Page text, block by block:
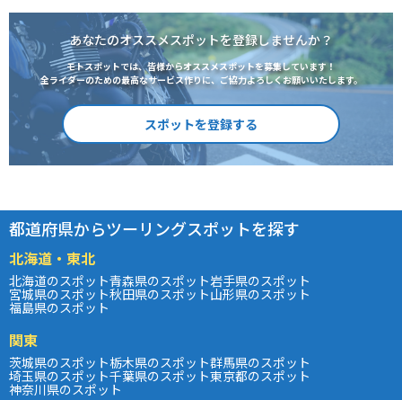
あなたのオススメスポットを登録しませんか？
モトスポットでは、皆様からオススメスポットを募集しています！
全ライダーのための最高なサービス作りに、ご協力よろしくお願いいたします。
スポットを登録する
都道府県からツーリングスポットを探す
北海道・東北
北海道のスポット青森県のスポット岩手県のスポット
宮城県のスポット秋田県のスポット山形県のスポット
福島県のスポット
関東
茨城県のスポット栃木県のスポット群馬県のスポット
埼玉県のスポット千葉県のスポット東京都のスポット
神奈川県のスポット